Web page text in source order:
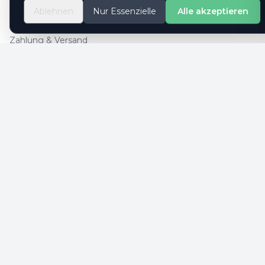
So geht es
Kontaktformular
Zahlung & Versand
Ablehnen Nur Essenzielle Alle akzeptieren